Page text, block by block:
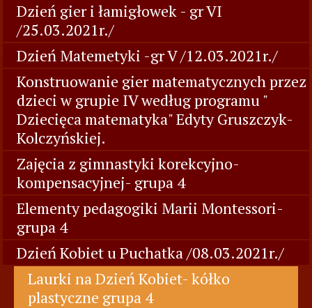
Dzień gier i łamigłowek - gr VI
/25.03.2021r./
Dzień Matemetyki -gr V /12.03.2021r./
Konstruowanie gier matematycznych przez
dzieci w grupie IV według programu "
Dziecięca matematyka" Edyty Gruszczyk-
Kolczyńskiej.
Zajęcia z gimnastyki korekcyjno-
kompensacyjnej- grupa 4
Elementy pedagogiki Marii Montessori-
grupa 4
Dzień Kobiet u Puchatka /08.03.2021r./
Laurki na Dzień Kobiet- kółko
plastyczne grupa 4